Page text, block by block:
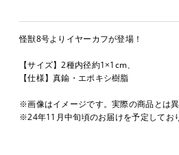
怪獣8号よりイヤーカフが登場！
【サイズ】2種内径約1×1cm、
【仕様】真鍮・エポキシ樹脂
※画像はイメージです。実際の商品とは異
※24年11月中旬頃のお届けを予定してお